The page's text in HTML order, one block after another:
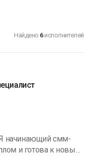
Найдено 6 исполнителей
смм-